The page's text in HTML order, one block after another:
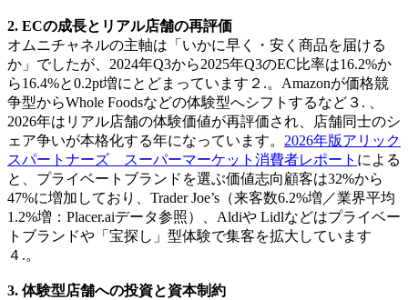
2. ECの成長とリアル店舗の再評価
オムニチャネルの主軸は「いかに早く・安く商品を届ける
か」でしたが、2024年Q3から2025年Q3のEC比率は16.2%か
ら16.4%と0.2pt増にとどまっています２.。Amazonが価格競
争型からWhole Foodsなどの体験型へシフトするなど３. 、
2026年はリアル店舗の体験価値が再評価され、店舗同士のシ
ェア争いが本格化する年になっています。 2026年版アリック
スパートナーズ スーパーマーケット消費者レポート による
と、プライベートブランドを選ぶ価値志向顧客は32%から
47%に増加しており、Trader Joe’s（来客数6.2%増／業界平均
1.2%増：Placer.aiデータ参照）、Aldiや Lidlなどはプライベー
トブランドや「宝探し」型体験で集客を拡大しています
４.。
3. 体験型店舗への投資と資本制約